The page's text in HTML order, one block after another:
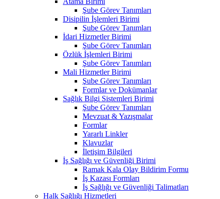
Şube Görev Tanımları
Disipilin İşlemleri Birimi
Şube Görev Tanımları
İdari Hizmetler Birimi
Şube Görev Tanımları
Özlük İşlemleri Birimi
Şube Görev Tanımları
Mali Hizmetler Birimi
Şube Görev Tanımları
Formlar ve Dokümanlar
Sağlık Bilgi Sistemleri Birimi
Şube Görev Tanımları
Mevzuat & Yazışmalar
Formlar
Yararlı Linkler
Klavuzlar
İletişim Bilgileri
İş Sağlığı ve Güvenliği Birimi
Ramak Kala Olay Bildirim Formu
İş Kazası Formları
İş Sağlığı ve Güvenliği Talimatları
Halk Sağlığı Hizmetleri